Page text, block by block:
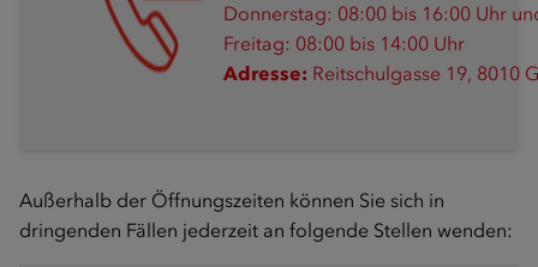
Donnerstag: 08:00 bis 16:00 Uhr
Freitag: 08:00 bis 14:00 Uhr
Adresse: Reitschulgasse 19, 8010
Außerhalb der Öffnungszeiten können Sie sich in
dringenden Fällen jederzeit an folgende Stellen wenden: